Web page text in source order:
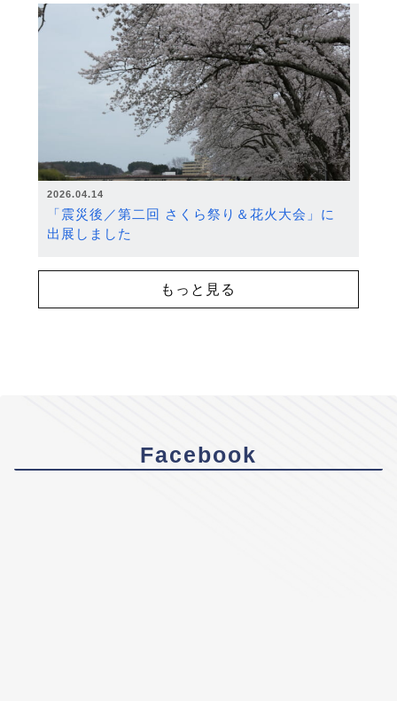
2026.04.14
「震災後／第二回 さくら祭り＆花火大会」に
出展しました
もっと見る
Facebook